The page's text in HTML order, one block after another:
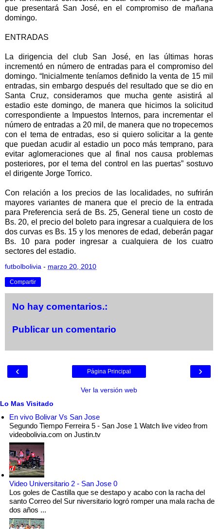
que presentará San José, en el compromiso de mañana
domingo.
ENTRADAS
La dirigencia del club San José, en las últimas horas
incrementó en número de entradas para el compromiso del
domingo. “Inicialmente teníamos definido la venta de 15 mil
entradas, sin embargo después del resultado que se dio en
Santa Cruz, consideramos que mucha gente asistirá al
estadio este domingo, de manera que hicimos la solicitud
correspondiente a Impuestos Internos, para incrementar el
número de entradas a 20 mil, de manera que no tropecemos
con el tema de entradas, eso si quiero solicitar a la gente
que puedan acudir al estadio un poco más temprano, para
evitar aglomeraciones que al final nos causa problemas
posteriores, por el tema del control en las puertas” sostuvo
el dirigente Jorge Torrico.
Con relación a los precios de las localidades, no sufrirán
mayores variantes de manera que el precio de la entrada
para Preferencia será de Bs. 25, General tiene un costo de
Bs. 20, el precio del boleto para ingresar a cualquiera de los
dos curvas es Bs. 15 y los menores de edad, deberán pagar
Bs. 10 para poder ingresar a cualquiera de los cuatro
sectores del estadio.
futbolbolivia - marzo 20, 2010
Compartir
No hay comentarios.:
Publicar un comentario
‹ ›
Página Principal
Ver la versión web
Lo Mas Visitado
En vivo Bolivar Vs San Jose
Segundo Tiempo Ferreira 5 - San Jose 1 Watch live video from
videobolivia.com on Justin.tv
Video Universitario 2 - San Jose 0
Los goles de Castilla que se destapo y acabo con la racha del
santo Correo del Sur niversitario logró romper una mala racha de
dos años ...